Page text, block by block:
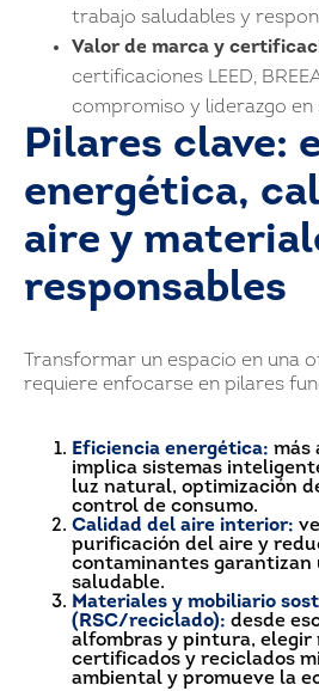
trabajo saludables y
Valor de marca y
certificaciones LEED,
compromiso y liderazgo en
Pilares clave:
energética,
aire y
responsables
Transformar un espacio en una
requiere enfocarse en pilares
Eficiencia energética: más
implica sistemas
luz natural, optimización
control de consumo.
Calidad del aire interior:
purificación del aire y
contaminantes garantizan
saludable.
Materiales y mobiliario
(RSC/reciclado): desde
alfombras y pintura, elegir
certificados y reciclados
ambiental y promueve la